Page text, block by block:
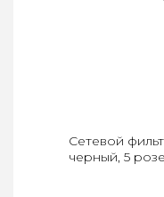
Сетевой
черный, 5